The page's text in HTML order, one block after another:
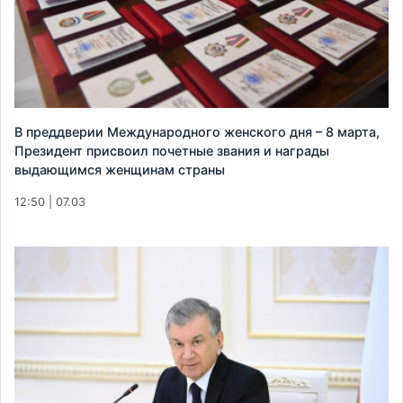
В преддверии Международного женского дня – 8 марта,
Президент присвоил почетные звания и награды
выдающимся женщинам страны
12:50 | 07.03